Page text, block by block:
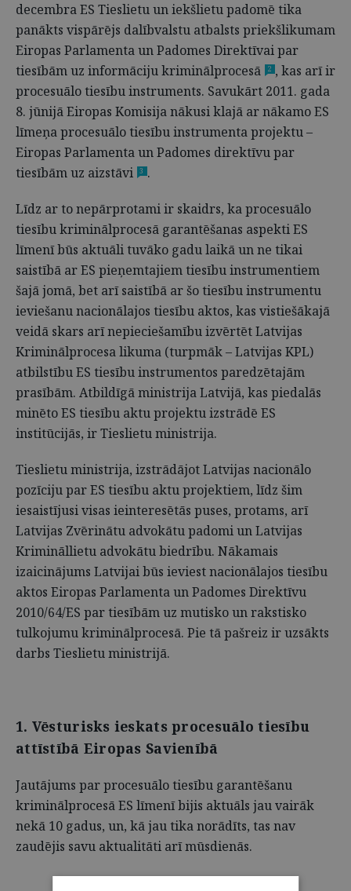
decembra ES Tieslietu un iekšlietu padomē tika
panākts vispārējs dalībvalstu atbalsts priekšlikumam
Eiropas Parlamenta un Padomes Direktīvai par
tiesībām uz informāciju kriminālprocesā
2 , kas arī ir
procesuālo tiesību instruments. Savukārt 2011. gada
8. jūnijā Eiropas Komisija nākusi klajā ar nākamo ES
līmeņa procesuālo tiesību instrumenta projektu –
Eiropas Parlamenta un Padomes direktīvu par
tiesībām uz aizstāvi
3 .
Līdz ar to nepārprotami ir skaidrs, ka procesuālo
tiesību kriminālprocesā garantēšanas aspekti ES
līmenī būs aktuāli tuvāko gadu laikā un ne tikai
saistībā ar ES pieņemtajiem tiesību instrumentiem
šajā jomā, bet arī saistībā ar šo tiesību instrumentu
ieviešanu nacionālajos tiesību aktos, kas vistiešākajā
veidā skars arī nepieciešamību izvērtēt Latvijas
Kriminālprocesa likuma (turpmāk – Latvijas KPL)
atbilstību ES tiesību instrumentos paredzētajām
prasībām. Atbildīgā ministrija Latvijā, kas piedalās
minēto ES tiesību aktu projektu izstrādē ES
institūcijās, ir Tieslietu ministrija.
Tieslietu ministrija, izstrādājot Latvijas nacionālo
pozīciju par ES tiesību aktu projektiem, līdz šim
iesaistījusi visas ieinteresētās puses, protams, arī
Latvijas Zvērinātu advokātu padomi un Latvijas
Krimināllietu advokātu biedrību. Nākamais
izaicinājums Latvijai būs ieviest nacionālajos tiesību
aktos Eiropas Parlamenta un Padomes Direktīvu
2010/64/ES par tiesībām uz mutisko un rakstisko
tulkojumu kriminālprocesā. Pie tā pašreiz ir uzsākts
darbs Tieslietu ministrijā.
1. Vēsturisks ieskats procesuālo tiesību
attīstībā Eiropas Savienībā
Jautājums par procesuālo tiesību garantēšanu
kriminālprocesā ES līmenī bijis aktuāls jau vairāk
nekā 10 gadus, un, kā jau tika norādīts, tas nav
zaudējis savu aktualitāti arī mūsdienās.